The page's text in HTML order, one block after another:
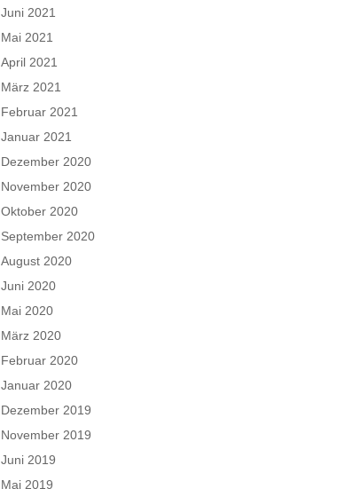
Juni 2021
Mai 2021
April 2021
März 2021
Februar 2021
Januar 2021
Dezember 2020
November 2020
Oktober 2020
September 2020
August 2020
Juni 2020
Mai 2020
März 2020
Februar 2020
Januar 2020
Dezember 2019
November 2019
Juni 2019
Mai 2019